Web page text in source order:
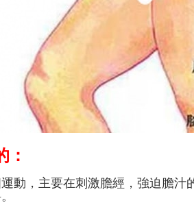
：
動，主要在刺激膽經，強迫膽汁